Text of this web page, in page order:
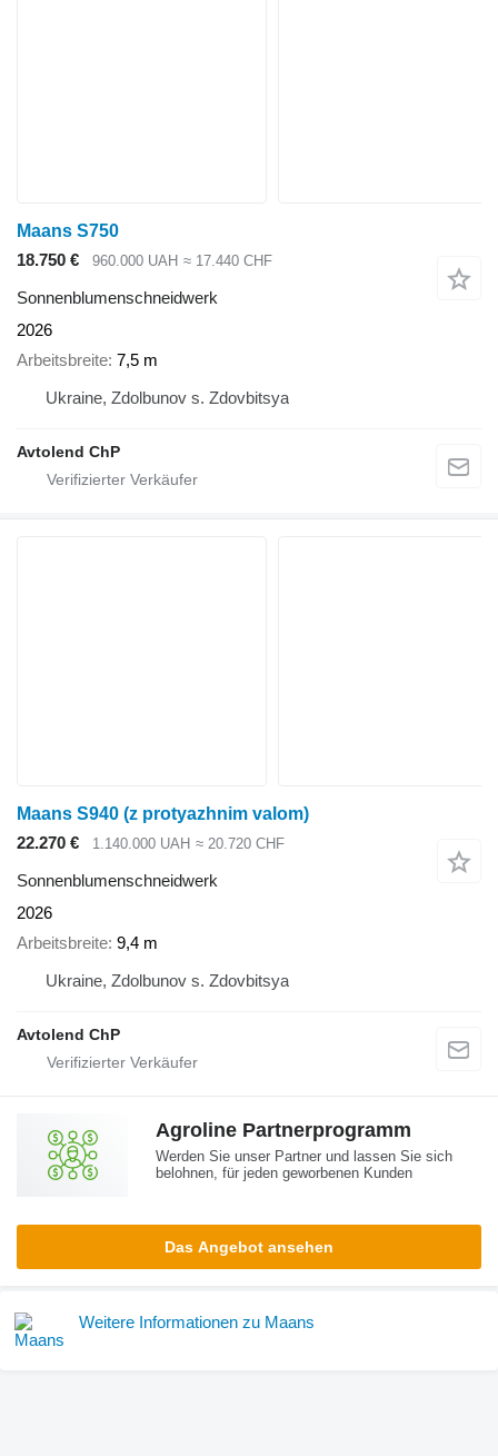
Maans S750
18.750 €
960.000 UAH ≈ 17.440 CHF
Sonnenblumenschneidwerk
2026
Arbeitsbreite 7,5 m
Ukraine, Zdolbunov s. Zdovbitsya
Avtolend ChP
Maans S940 (z protyazhnim valom)
22.270 €
1.140.000 UAH ≈ 20.720 CHF
Sonnenblumenschneidwerk
2026
Arbeitsbreite 9,4 m
Ukraine, Zdolbunov s. Zdovbitsya
Avtolend ChP
Agroline Partnerprogramm
Werden Sie unser Partner und lassen Sie sich
belohnen, für jeden geworbenen Kunden
Das Angebot ansehen
Weitere Informationen zu Maans